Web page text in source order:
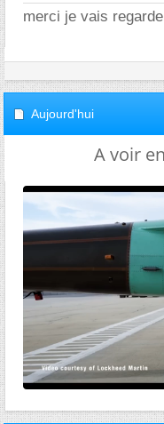
merci je vais
Aujourd'hui
A voir